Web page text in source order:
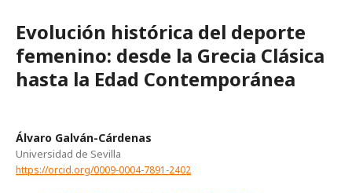
Evolución histórica del deporte
femenino: desde la Grecia Clásica
hasta la Edad Contemporánea
Álvaro Galván-Cárdenas
Universidad de Sevilla
https://orcid.org/0009-0004-7891-2402